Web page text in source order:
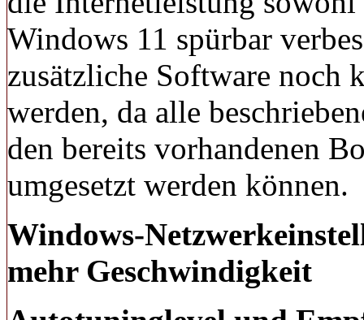
Windows 11 spürbar
zusätzliche Software noch
werden, da alle
den bereits vorhandenen
umgesetzt werden können.
Windows-
mehr Geschwindigkeit